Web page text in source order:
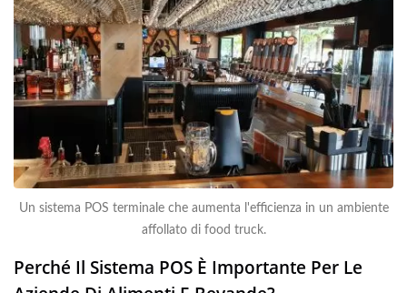
Un sistema POS terminale che aumenta l'efficienza in un ambiente
affollato di food truck.
Perché Il Sistema POS È Importante Per Le